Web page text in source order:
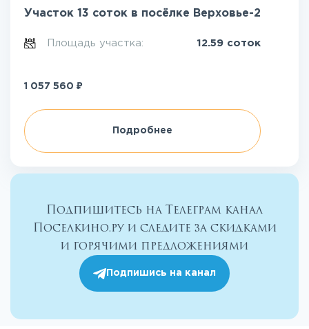
Участок 13 соток в посёлке Верховье-2
Площадь участка: 12.59 соток
1 057 560 ₽
Подробнее
Подпишитесь на Телеграм канал
Поселкино.ру и следите за скидками
и горячими предложениями
Подпишись на канал